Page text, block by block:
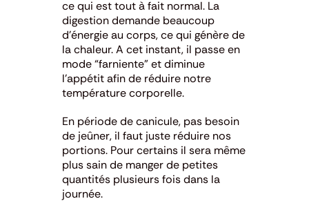
ce qui est tout à fait normal. La
digestion demande beaucoup
d’énergie au corps, ce qui génère de
la chaleur. A cet instant, il passe en
mode “farniente” et diminue
l’appétit afin de réduire notre
température corporelle.
En période de canicule, pas besoin
de jeûner, il faut juste réduire nos
portions. Pour certains il sera même
plus sain de manger de petites
quantités plusieurs fois dans la
journée.